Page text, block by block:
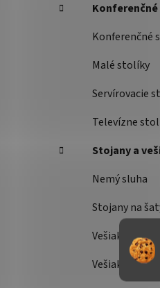
Konferenčné
Malé stolíky
Servírovacie
Televízne
Stojany a
Nemý sluha
Stojany na
Vešiaky
Vešiakové steny